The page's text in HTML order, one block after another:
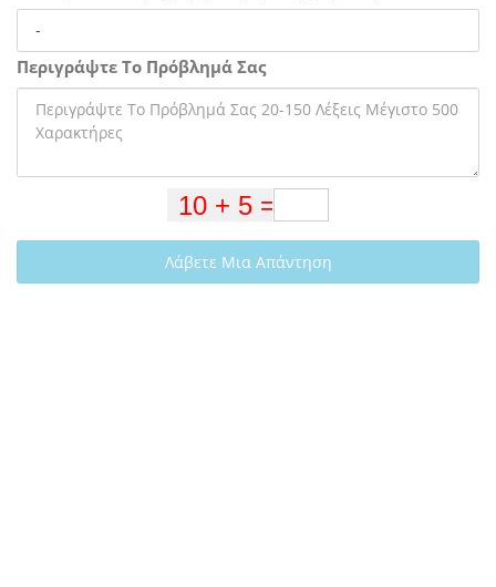
Περιγράψτε Το Πρόβλημά Σας
Λάβετε Μια Απάντηση